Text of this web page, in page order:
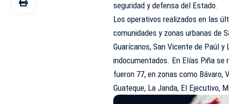
seguridad y defensa del Estado.
Los operativos realizados en las
comunidades y zonas urbanas de
Guarícanos, San Vicente de Paúl
indocumentados. En Elías Piña se
fueron 77, en zonas como Bávaro,
Guateque, La Janda, El Ejecutivo,